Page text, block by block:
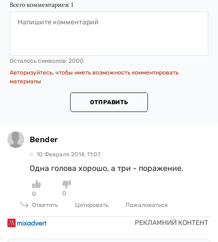
Всего комментариев: 1
Осталось символов: 2000
Авторизуйтесь, чтобы иметь возможность комментировать
материалы
ОТПРАВИТЬ
Bender
10 Февраля 2014, 11:07
Одна голова хорошо, а три - поражение.
0
0
Ответить
Цитировать Пожаловаться